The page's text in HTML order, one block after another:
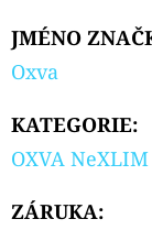
JMÉNO
Oxva
KATEGORIE:
OXVA NeXLIM
ZÁRUKA: